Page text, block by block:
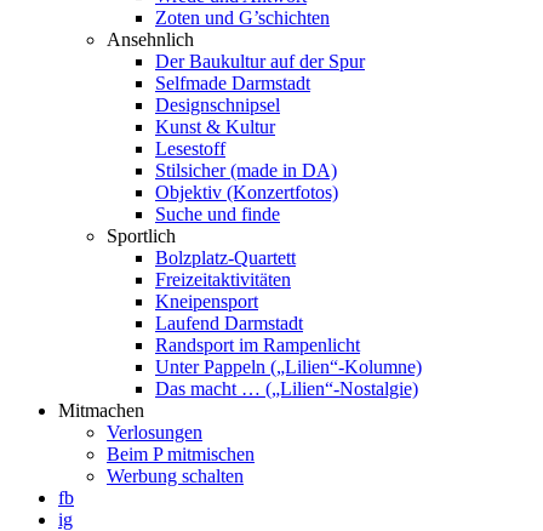
Zoten und G’schichten
Ansehnlich
Der Baukultur auf der Spur
Selfmade Darmstadt
Designschnipsel
Kunst & Kultur
Lesestoff
Stilsicher (made in DA)
Objektiv (Konzertfotos)
Suche und finde
Sportlich
Bolzplatz-Quartett
Freizeitaktivitäten
Kneipensport
Laufend Darmstadt
Randsport im Rampenlicht
Unter Pappeln („Lilien“-Kolumne)
Das macht … („Lilien“-Nostalgie)
Mitmachen
Verlosungen
Beim P mitmischen
Werbung schalten
fb
ig